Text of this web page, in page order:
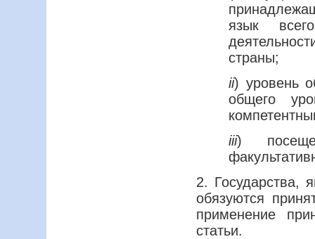
язык
страны;
ii) уровень
общего
iii)
2. Государства,
обязуются
применение
статьи.